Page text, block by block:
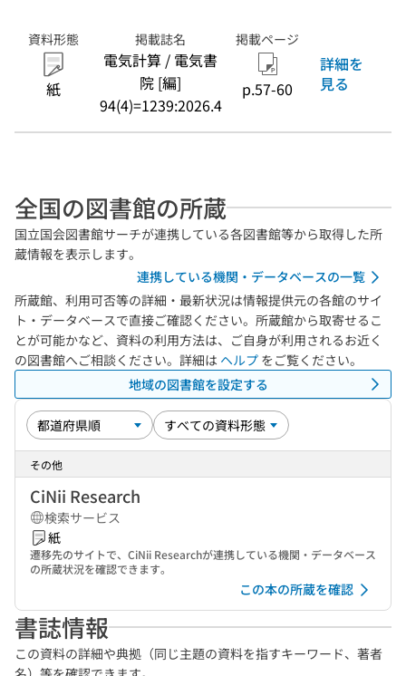
資料形態
紙
掲載誌名
電気計算 / 電気書
院 [編]
94(4)=1239:2026.4
掲載ページ
p.57-60
詳細を
見る
全国の図書館の所蔵
国立国会図書館サーチが連携している各図書館等から取得した所
蔵情報を表示します。
連携している機関・データベースの一覧
所蔵館、利用可否等の詳細・最新状況は情報提供元の各館のサイ
ト・データベースで直接ご確認ください。所蔵館から取寄せるこ
とが可能かなど、資料の利用方法は、ご自身が利用されるお近く
の図書館へご相談ください。詳細は ヘルプ をご覧ください。
地域の図書館を設定する
その他
CiNii Research
検索サービス
紙
遷移先のサイトで、CiNii Researchが連携している機関・データベース
の所蔵状況を確認できます。
この本の所蔵を確認
書誌情報
この資料の詳細や典拠（同じ主題の資料を指すキーワード、著者